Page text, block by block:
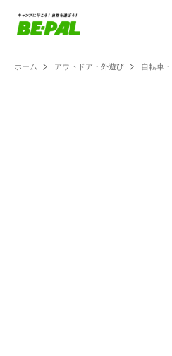
ホーム アウトドア・外遊び 自転車